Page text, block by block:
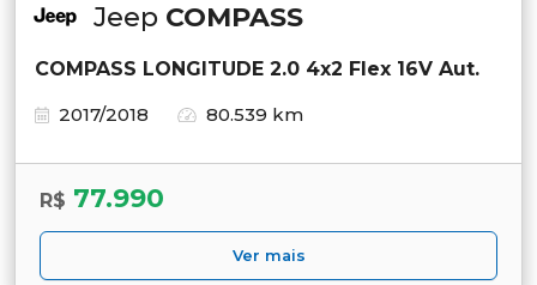
Jeep COMPASS
COMPASS LONGITUDE 2.0 4x2 Flex 16V Aut.
2017/2018
80.539 km
R$ 77.990
Ver mais